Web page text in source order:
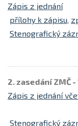
Zápis z jednání
přílohy k zápisu,
Stenografický
2. zasedání ZMČ -
Zápis z jednání
Stenografický